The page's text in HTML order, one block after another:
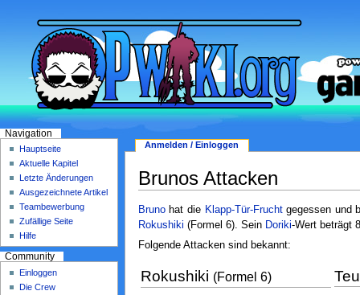
Brunos Attacken
Brunohat die Klapp-Tür-Fruchtgegessen und
Rokushiki (Formel 6). Sein Doriki-Wert beträgt
Folgende Attacken sind bekannt:
Rokushiki (Formel 6)
Anmelden / Einloggen
Navigation
Hauptseite
Aktuelle Kapitel
Letzte Änderungen
Ausgezeichnete Artikel
Teambewerbung
Zufällige Seite
Hilfe
Community
Einloggen
Die Crew